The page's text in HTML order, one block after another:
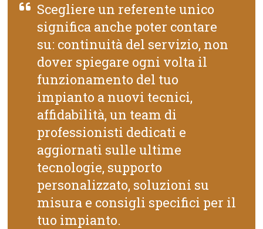
Scegliere un referente unico
significa anche poter contare
su: continuità del servizio, non
dover spiegare ogni volta il
funzionamento del tuo
impianto a nuovi tecnici,
affidabilità, un team di
professionisti dedicati e
aggiornati sulle ultime
tecnologie, supporto
personalizzato, soluzioni su
misura e consigli specifici per il
tuo impianto.